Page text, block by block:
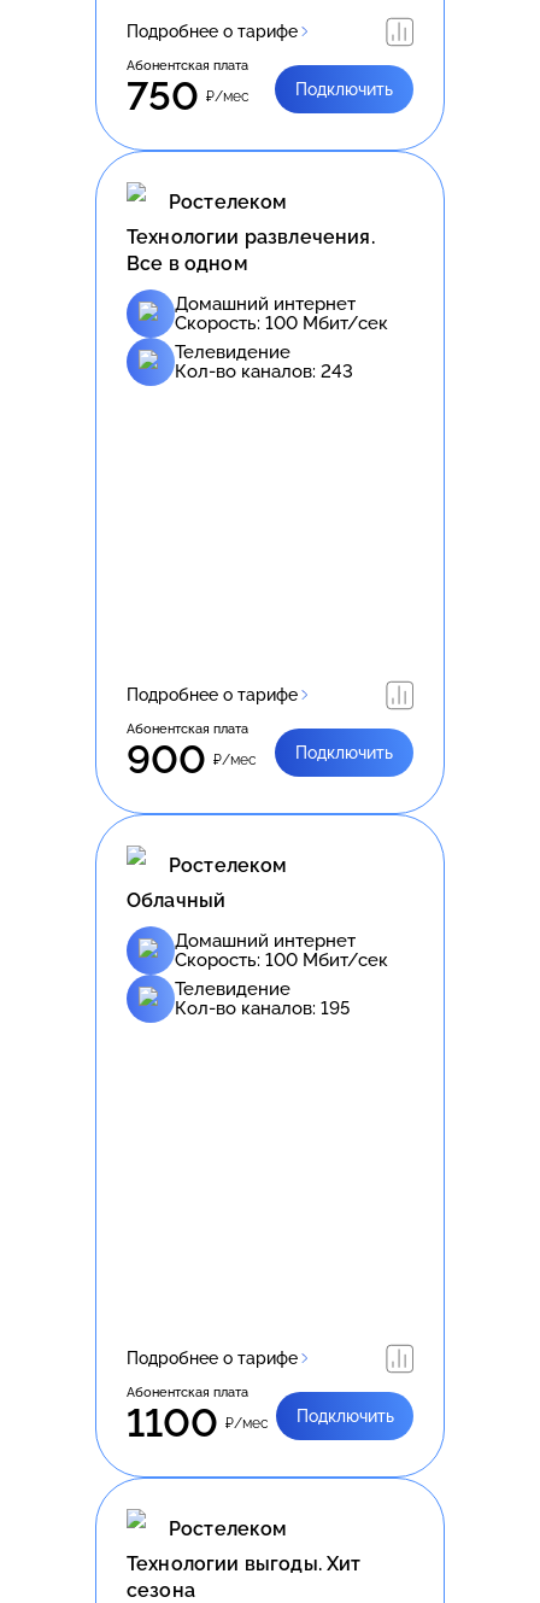
Подробнее о тарифе
Абонентская плата
750 ₽/мес Подключить
Ростелеком
Технологии развлечения.
Все в одном
Домашний интернет
Скорость: 100 Мбит/сек
Телевидение
Кол-во каналов: 243
Подробнее о тарифе
Абонентская плата
900 ₽/мес Подключить
Ростелеком
Облачный
Домашний интернет
Скорость: 100 Мбит/сек
Телевидение
Кол-во каналов: 195
Подробнее о тарифе
Абонентская плата
1100 ₽/мес Подключить
Ростелеком
Технологии выгоды. Хит
сезона